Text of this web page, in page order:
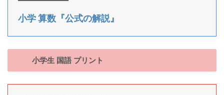
小学 算数『公式の解説』
小学生 国語 プリント